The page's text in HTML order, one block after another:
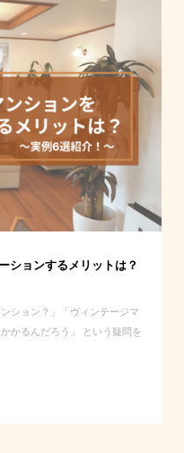
ションするメリットは？
ション？」「ヴィンテージマ
ろう」 という疑問を